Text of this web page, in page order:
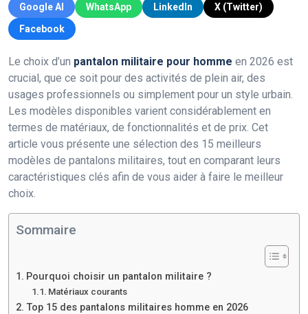
Google AI
WhatsApp LinkedIn
X (Twitter)
Facebook
Le choix d’un pantalon militaire pour homme en 2026 est
crucial, que ce soit pour des activités de plein air, des
usages professionnels ou simplement pour un style urbain.
Les modèles disponibles varient considérablement en
termes de matériaux, de fonctionnalités et de prix. Cet
article vous présente une sélection des 15 meilleurs
modèles de pantalons militaires, tout en comparant leurs
caractéristiques clés afin de vous aider à faire le meilleur
choix.
Sommaire
Pourquoi choisir un pantalon militaire ?
Matériaux courants
Top 15 des pantalons militaires homme en 2026